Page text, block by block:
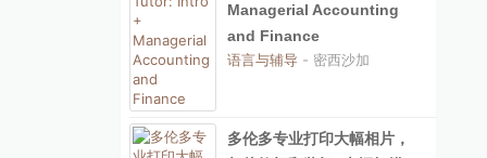
Managerial Accounting
and Finance
语言与辅导 - 密西沙加
多伦多专业打印大幅相片，